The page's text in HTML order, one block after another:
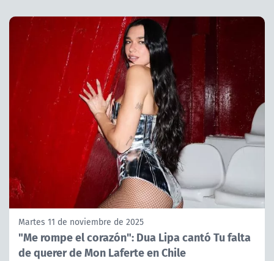
Martes 11 de noviembre de 2025
"Me rompe el corazón": Dua Lipa cantó Tu falta
de querer de Mon Laferte en Chile